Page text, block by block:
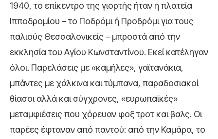
1940, το επίκεντρο της γιορτής ήταν η πλατεία
Ιπποδρομίου – το Ποδρόμι ή Προδρόμι για τους
παλιούς Θεσσαλονικείς – μπροστά από την
εκκλησία του Αγίου Κωνσταντίνου. Εκεί κατέληγαν
όλοι. Παρελάσεις με «καμήλες», γαϊτανάκια,
μπάντες με χάλκινα και τύμπανα, παραδοσιακοί
θίασοι αλλά και σύγχρονες, «ευρωπαϊκές»
μεταμφιέσεις που χόρευαν φοξ τροτ και βαλς. Οι
παρέες έφταναν από παντού: από την Καμάρα, το